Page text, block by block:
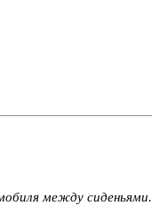
между сиденьями.